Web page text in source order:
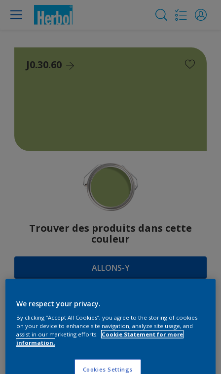
J0.30.60
Trouver des produits dans cette
couleur
ALLONS-Y
SUGGESTIONS
D'HARMONIES
We respect your privacy.
By clicking “Accept All Cookies”, you agree to the storing of cookies
on your device to enhance site navigation, analyze site usage, and
assist in our marketing efforts.
Cookie Statement for more
information.
Cookies Settings